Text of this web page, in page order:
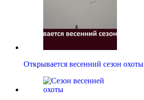
Открывается весенний сезон охоты